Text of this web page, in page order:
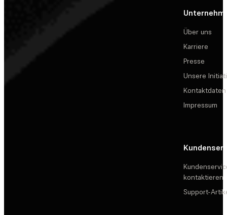
Über uns
Karriere
Presse
Unsere
Kontaktdaten
Impressum
kontaktieren
Support-